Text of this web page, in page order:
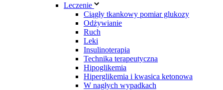
Leczenie
Ciągły tkankowy pomiar glukozy
Odżywianie
Ruch
Leki
Insulinoterapia
Technika terapeutyczna
Hipoglikemia
Hiperglikemia i kwasica ketonowa
W nagłych wypadkach